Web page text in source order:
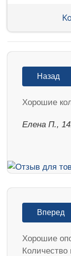
Назад
Хорошие
Елена П.,
Вперед
Хорошие
Количество